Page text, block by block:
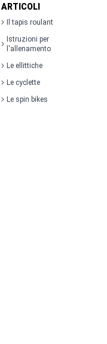
ARTICOLI
Il tapis roulant
Istruzioni per
l'allenamento
Le ellittiche
Le cyclette
Le spin bikes